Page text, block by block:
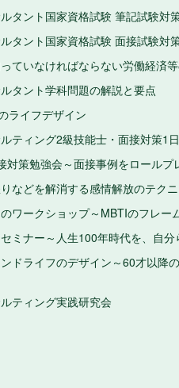
タント国家資格試験 筆記試験対
タント国家資格試験 面接試験対
ていなければならない労働経済
タント学科問題の解説と要点
ライフデザイン
ティング2級技能士・面接対策1
対策勉強会～面接事例をロールプ
などを解消する感情解放のテク
ワークショップ～MBTIのフレー
ミナー～人生100年時代を、自分
ドライフのデザイン～60才以降
ティング実践研究会